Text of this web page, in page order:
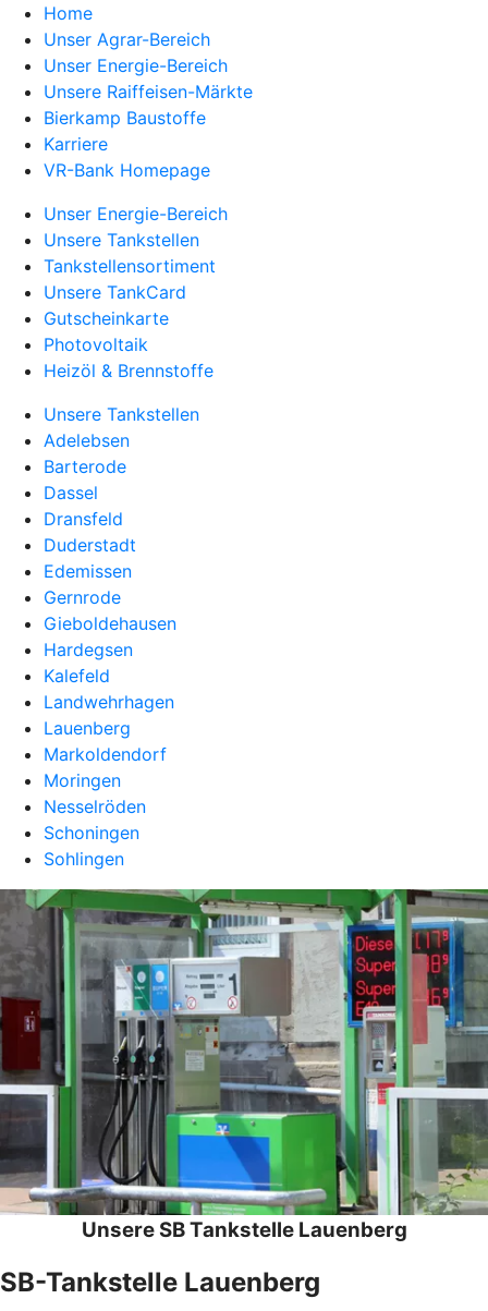
Home
Unser Agrar-Bereich
Unser Energie-Bereich
Unsere Raiffeisen-Märkte
Bierkamp Baustoffe
Karriere
VR-Bank Homepage
Unser Energie-Bereich
Unsere Tankstellen
Tankstellensortiment
Unsere TankCard
Gutscheinkarte
Photovoltaik
Heizöl & Brennstoffe
Unsere Tankstellen
Adelebsen
Barterode
Dassel
Dransfeld
Duderstadt
Edemissen
Gernrode
Gieboldehausen
Hardegsen
Kalefeld
Landwehrhagen
Lauenberg
Markoldendorf
Moringen
Nesselröden
Schoningen
Sohlingen
Unsere SB Tankstelle Lauenberg
SB-Tankstelle Lauenberg